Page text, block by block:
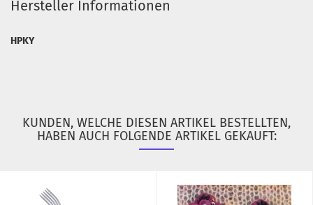
Hersteller Informationen
HPKY
KUNDEN, WELCHE DIESEN ARTIKEL BESTELLTEN,
HABEN AUCH FOLGENDE ARTIKEL GEKAUFT: